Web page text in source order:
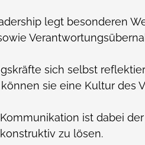
legt besonderen
sich selbst
sie eine Kultur des
ist dabei
zu lösen.